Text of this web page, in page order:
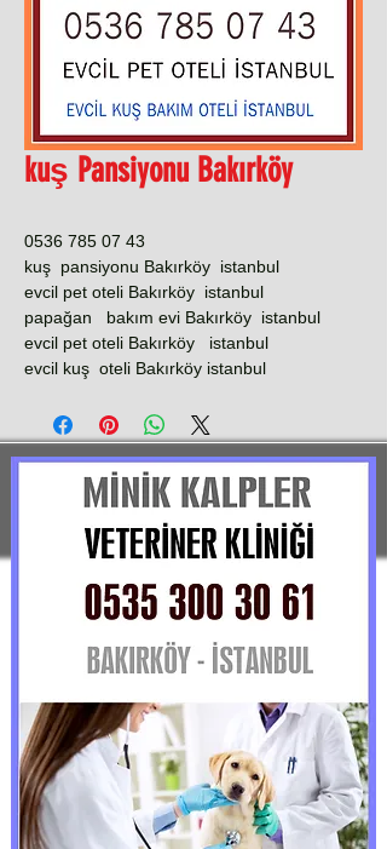
kuş Pansiyonu Bakırköy
0536 785 07 43
kuş pansiyonu Bakırköy istanbul
evcil pet oteli Bakırköy istanbul
papağan bakım evi Bakırköy istanbul
evcil pet oteli Bakırköy istanbul
evcil kuş oteli Bakırköy istanbul